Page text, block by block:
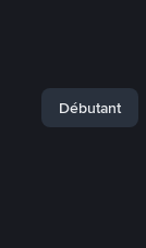
Débutant